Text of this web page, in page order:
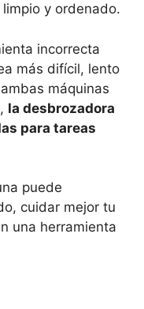
y ordenado.
incorrecta
más difícil, lento
máquinas
la desbrozadora
para tareas
puede
cuidar mejor tu
una herramienta